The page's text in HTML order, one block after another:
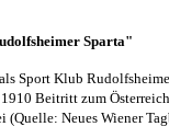
Sparta"
Sport Klub
Beitritt zum
(Quelle: Neues Wiener